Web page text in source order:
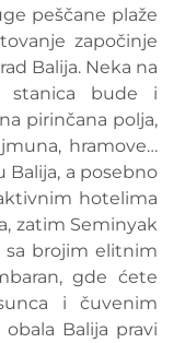
peščane plaže
započinje
Balija. Neka na
stanica bude i
pirinčana polja,
hramove…
Balija, a posebno
hotelima
zatim Seminyak
sa brojim elitnim
gde ćete
i čuvenim
Balija pravi